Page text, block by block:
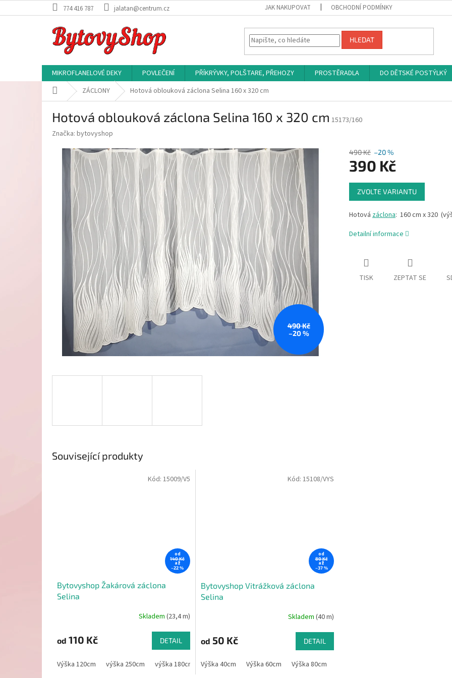
na
774 416 787 jalatan@centrum.cz JAK NAKUPOVAT OBCHODNÍ PODMÍNKY
HLEDAT
MIKROFLANELOVÉ DEKY POVLEČENÍ PŘÍKRÝVKY, POLŠTARE, PŘEHOZY PROSTĚRADLA DO DĚTSKÉ POSTÝLKÝ
Domů ZÁCLONY Hotová oblouková záclona Selina 160 x 320 cm
Hotová oblouková záclona Selina 160 x 320 cm 15173/160
Značka: bytovyshop
490 Kč
–20 %
490 Kč –20 %
390 Kč
Měrná
cena:
ZVOLTE VARIANTU
Hotová záclona: 160 cm x 320
Detailní informace
TISK ZEPTAT SE
Související produkty
od
140 Kč
až
–22 %
Bytovyshop Žakárová záclona
Selina
Skladem (23,4 m)
od 110 Kč DETAIL
Výška 120cm výška 250cm výška 180cm
Kód: 15009/V5
od
80 Kč
až
–37 %
Bytovyshop Vitrážková záclona
Selina
Skladem (40 m)
od 50 Kč DETAIL
Výška 40cm Výška 60cm Výška 80cm
Kód: 15108/VYS